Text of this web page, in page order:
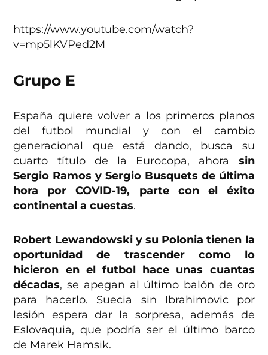
https://www.youtube.com/watch?
v=mp5lKVPed2M
Grupo E
España quiere volver a los primeros planos
del futbol mundial y con el cambio
generacional que está dando, busca su
cuarto título de la Eurocopa, ahora
sin
Sergio Ramos y Sergio Busquets de última
hora por COVID-19, parte con el éxito
continental a cuestas.
Robert Lewandowski y su Polonia tienen la
oportunidad de trascender como lo
hicieron en el futbol hace unas cuantas
décadas, se apegan al último balón de oro
para hacerlo. Suecia sin Ibrahimovic por
lesión espera dar la sorpresa, además de
Eslovaquia, que podría ser el último barco
de Marek Hamsik.